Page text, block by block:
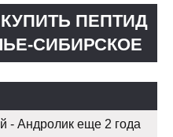
ПЕПТИД
СИБИРСКОЕ
- Андролик еще 2 года